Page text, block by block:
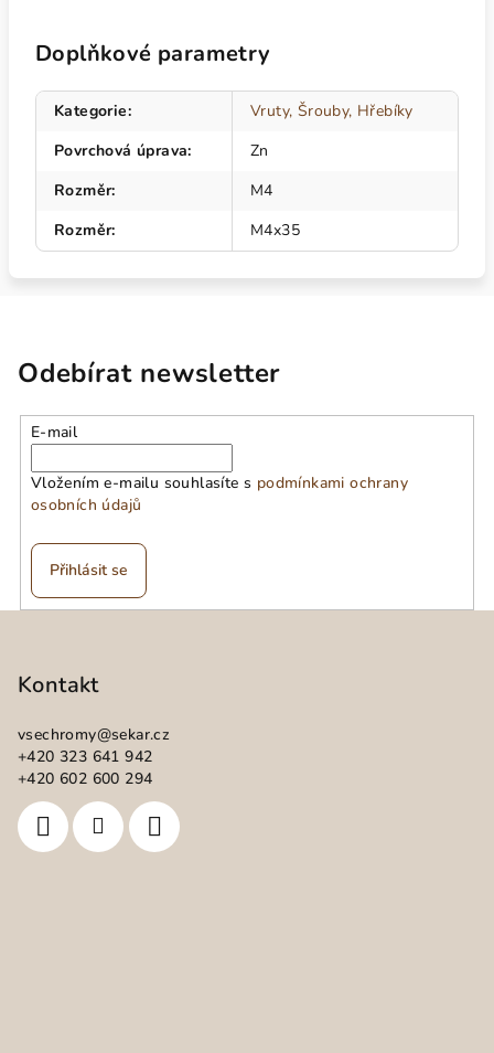
Doplňkové parametry
Kategorie:
Vruty, Šrouby, Hřebíky
Povrchová úprava:
Zn
Rozměr:
M4
Rozměr: M4x35
Odebírat newsletter
E-mail
Vložením e-mailu souhlasíte s podmínkami ochrany
osobních údajů
Přihlásit se
Kontakt
vsechromy@sekar.cz
+420 323 641 942
+420 602 600 294